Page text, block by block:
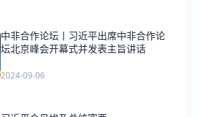
中非合作论坛丨习近平出席中非合作论
坛北京峰会开幕式并发表主旨讲话
2024-09-06